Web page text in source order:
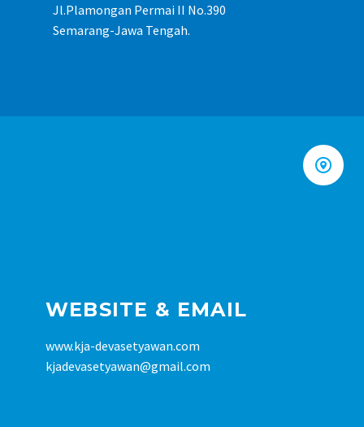
Jl.Plamongan Permai II No.390
Semarang-Jawa Tengah.


WEBSITE & EMAIL
www.kja-devasetyawan.com
kjadevasetyawan@gmail.com